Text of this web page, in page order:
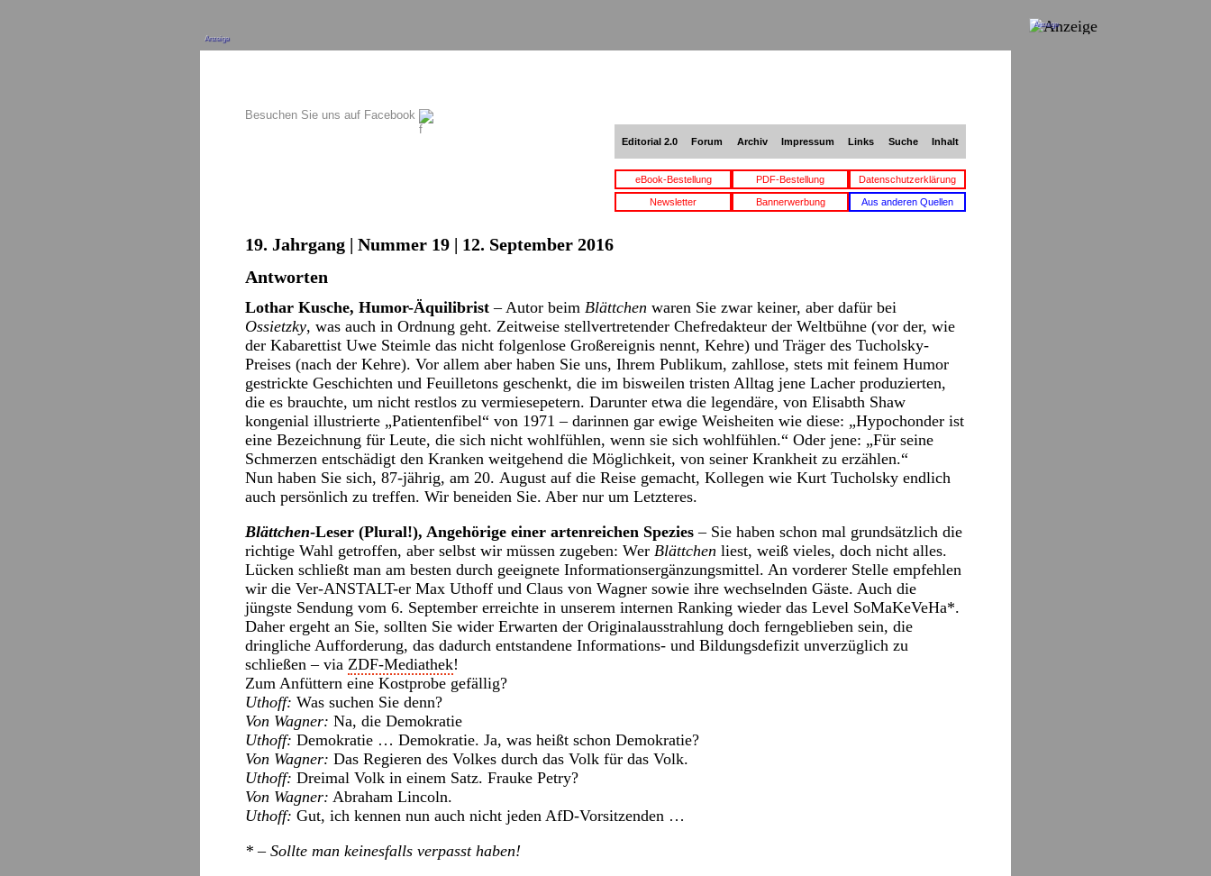
Anzeige
Besuchen Sie uns auf Facebook
Editorial 2.0 Forum Archiv Impressum Links Suche Inhalt
eBook-Bestellung PDF-Bestellung Datenschutzerklärung
Newsletter Bannerwerbung Aus anderen Quellen
19. Jahrgang | Nummer 19 | 12. September 2016
Antworten
Lothar Kusche, Humor-Äquilibrist – Autor beim Blättchen waren Sie zwar keiner, aber dafür bei
Ossietzky, was auch in Ordnung geht. Zeitweise stellvertretender Chefredakteur der Weltbühne (vor der, wie
der Kabarettist Uwe Steimle das nicht folgenlose Großereignis nennt, Kehre) und Träger des Tucholsky-
Preises (nach der Kehre). Vor allem aber haben Sie uns, Ihrem Publikum, zahllose, stets mit feinem Humor
gestrickte Geschichten und Feuilletons geschenkt, die im bisweilen tristen Alltag jene Lacher produzierten,
die es brauchte, um nicht restlos zu vermiesepetern. Darunter etwa die legendäre, von Elisabth Shaw
kongenial illustrierte „Patientenfibel“ von 1971 – darinnen gar ewige Weisheiten wie diese: „Hypochonder ist
eine Bezeichnung für Leute, die sich nicht wohlfühlen, wenn sie sich wohlfühlen.“ Oder jene: „Für seine
Schmerzen entschädigt den Kranken weitgehend die Möglichkeit, von seiner Krankheit zu erzählen.“
Nun haben Sie sich, 87-jährig, am 20. August auf die Reise gemacht, Kollegen wie Kurt Tucholsky endlich
auch persönlich zu treffen. Wir beneiden Sie. Aber nur um Letzteres.
Blättchen-Leser (Plural!), Angehörige einer artenreichen Spezies – Sie haben schon mal grundsätzlich die
richtige Wahl getroffen, aber selbst wir müssen zugeben: Wer Blättchen liest, weiß vieles, doch nicht alles.
Lücken schließt man am besten durch geeignete Informationsergänzungsmittel. An vorderer Stelle empfehlen
wir die Ver-ANSTALT-er Max Uthoff und Claus von Wagner sowie ihre wechselnden Gäste. Auch die
jüngste Sendung vom 6. September erreichte in unserem internen Ranking wieder das Level SoMaKeVeHa*.
Daher ergeht an Sie, sollten Sie wider Erwarten der Originalausstrahlung doch ferngeblieben sein, die
dringliche Aufforderung, das dadurch entstandene Informations- und Bildungsdefizit unverzüglich zu
schließen – via ZDF-Mediathek!
Zum Anfüttern eine Kostprobe gefällig?
Uthoff: Was suchen Sie denn?
Von Wagner: Na, die Demokratie
Uthoff: Demokratie … Demokratie. Ja, was heißt schon Demokratie?
Von Wagner: Das Regieren des Volkes durch das Volk für das Volk.
Uthoff: Dreimal Volk in einem Satz. Frauke Petry?
Von Wagner: Abraham Lincoln.
Uthoff: Gut, ich kennen nun auch nicht jeden AfD-Vorsitzenden …
* – Sollte man keinesfalls verpasst haben!
Anzeige